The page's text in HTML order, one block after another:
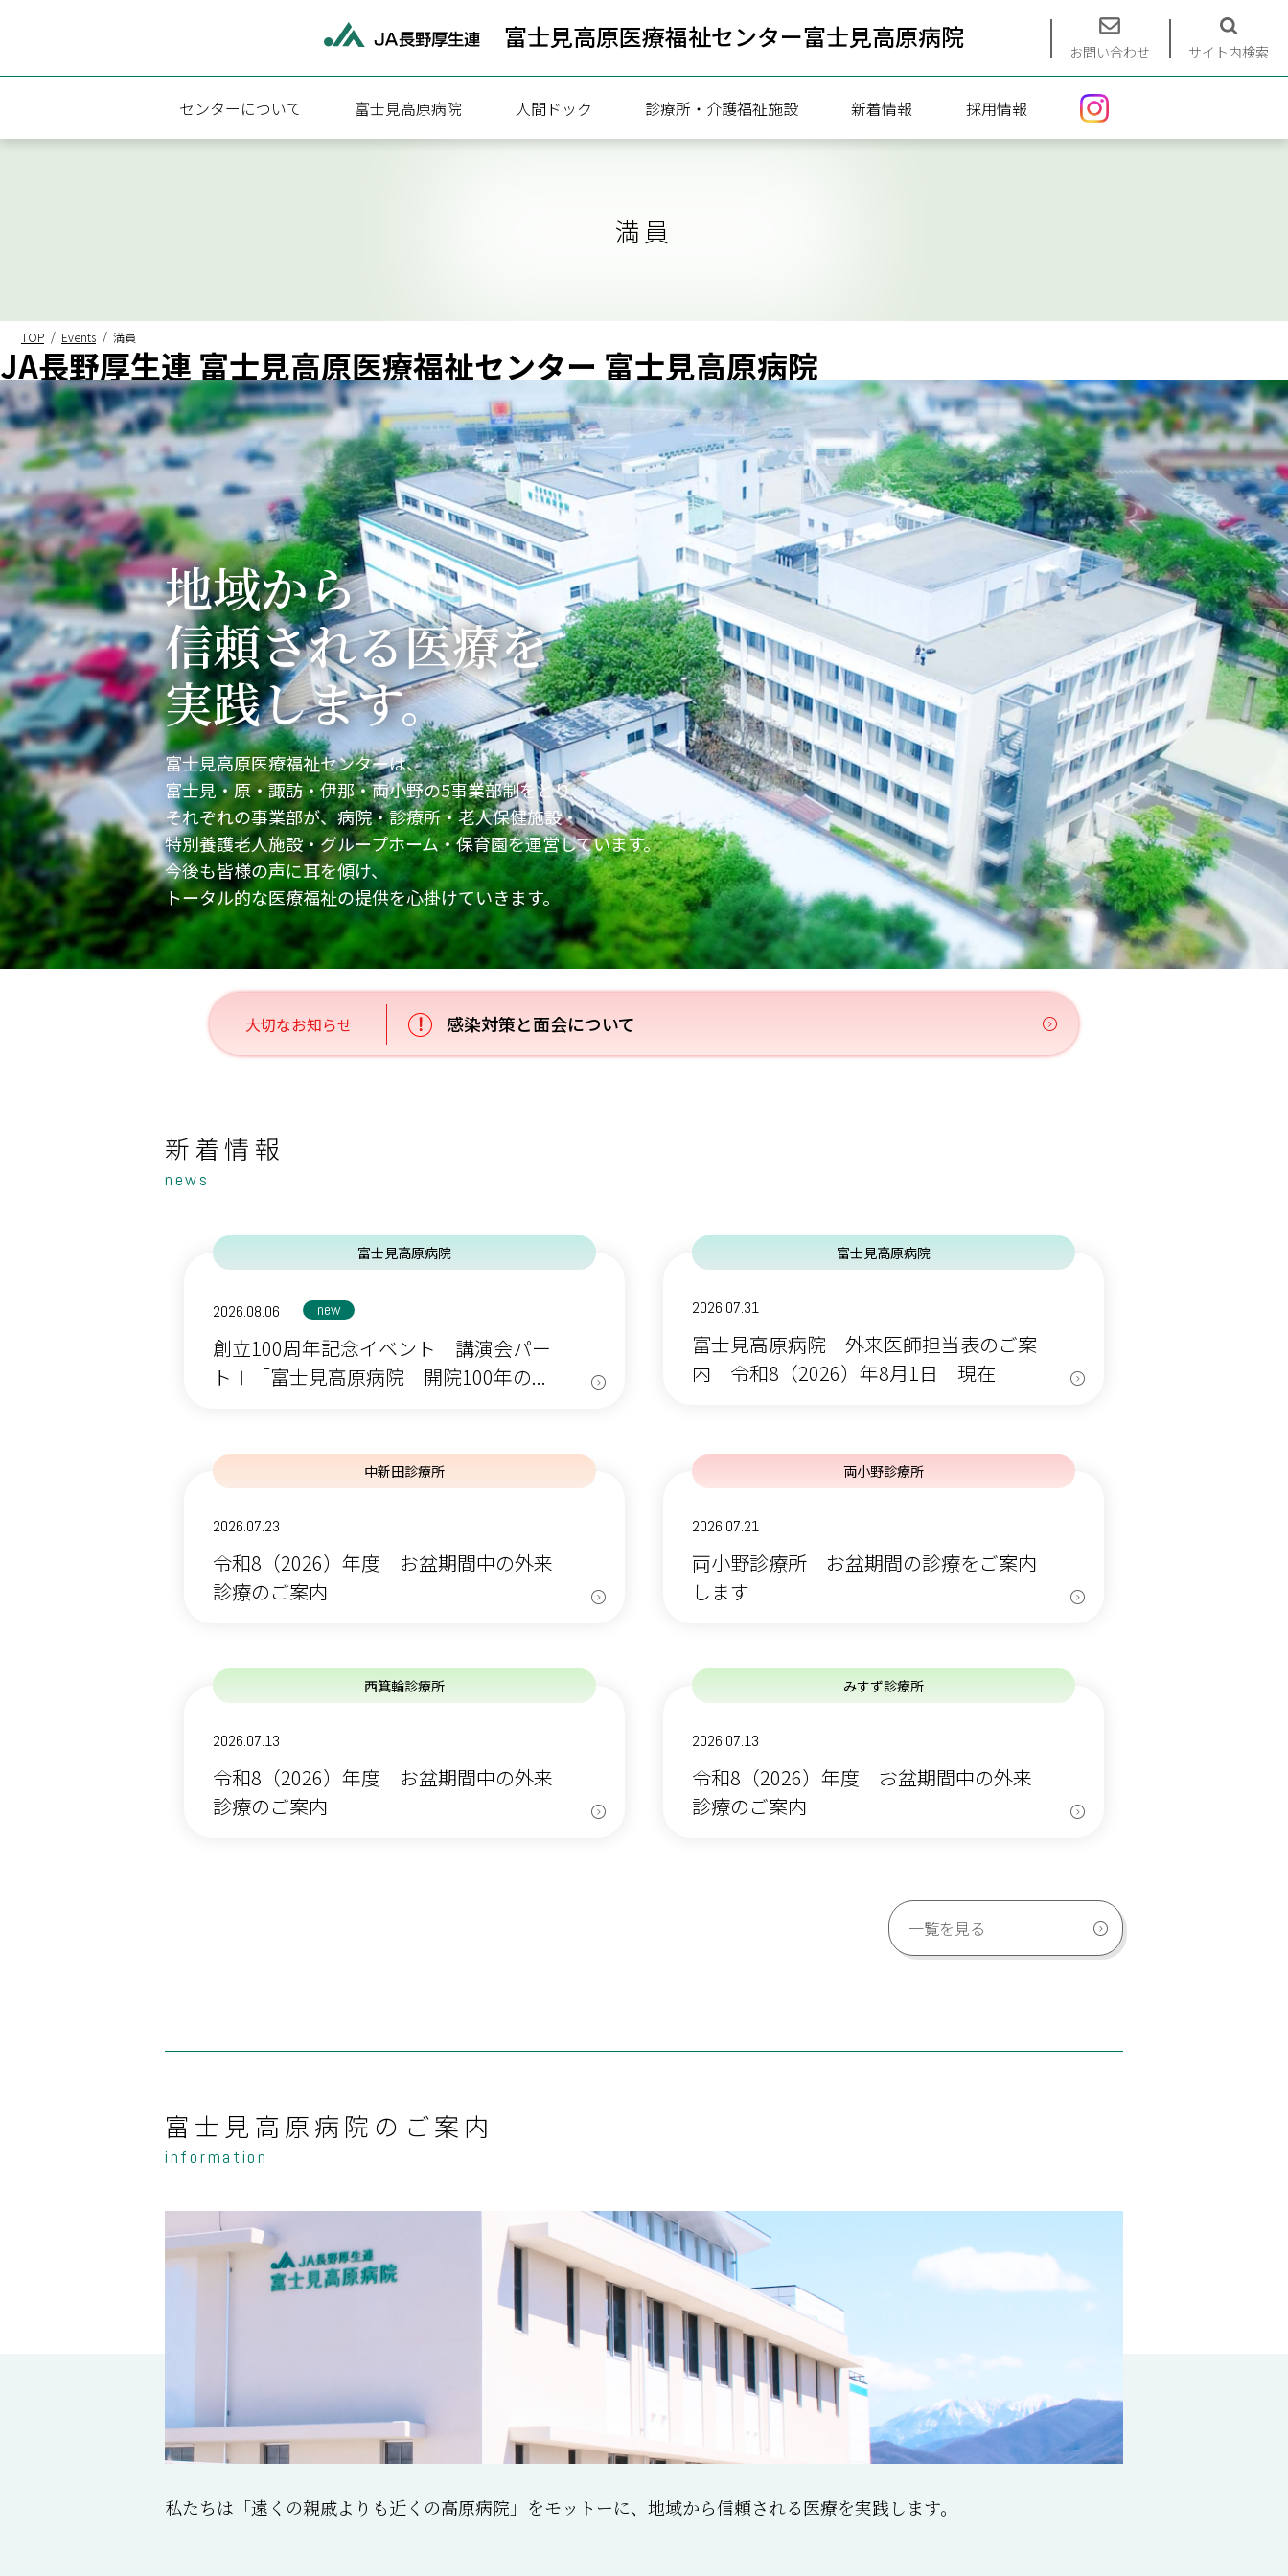
富士見高原医療福祉センター富士見高原病院 お問い合わせ サイト内検索
センターについて 富士見高原病院
医療相談
検査のご案内（連携医療機関向け）
人工透析のご案内
外来栄養指導のご案内
救急医療への取り組み
ご予約について
旧富士見高原療養所資料館のご案内
人間ドック
一泊ドック予約状況
診療所・介護福祉施設 新着情報 採用情報
満員
TOP Events 満員
JA長野厚生連 富士見高原医療福祉センター 富士見高原病院
地域から
信頼される医療を
実践します。
富士見高原医療福祉センターは、
富士見・原・諏訪・伊那・両小野の5事業部制をとり、
それぞれの事業部が、病院・診療所・老人保健施設・
特別養護老人施設・グループホーム・保育園を運営しています。
今後も皆様の声に耳を傾け、
トータル的な医療福祉の提供を心掛けていきます。
感染対策と面会について
新着情報
news
富士見高原病院
2026.08.06 new
創立100周年記念イベント 講演会パー
トⅠ「富士見高原病院 開院100年の...
富士見高原病院
2026.07.31
富士見高原病院 外来医師担当表のご案
内 令和8（2026）年8月1日 現在
中新田診療所
2026.07.23
令和8（2026）年度 お盆期間中の外来
診療のご案内
両小野診療所
2026.07.21
両小野診療所 お盆期間の診療をご案内
します
西箕輪診療所
2026.07.13
令和8（2026）年度 お盆期間中の外来
診療のご案内
みすず診療所
2026.07.13
令和8（2026）年度 お盆期間中の外来
診療のご案内
一覧を見る
富士見高原病院のご案内
information
私たちは「遠くの親戚よりも近くの高原病院」をモットーに、地域から信頼される医療を実践します。